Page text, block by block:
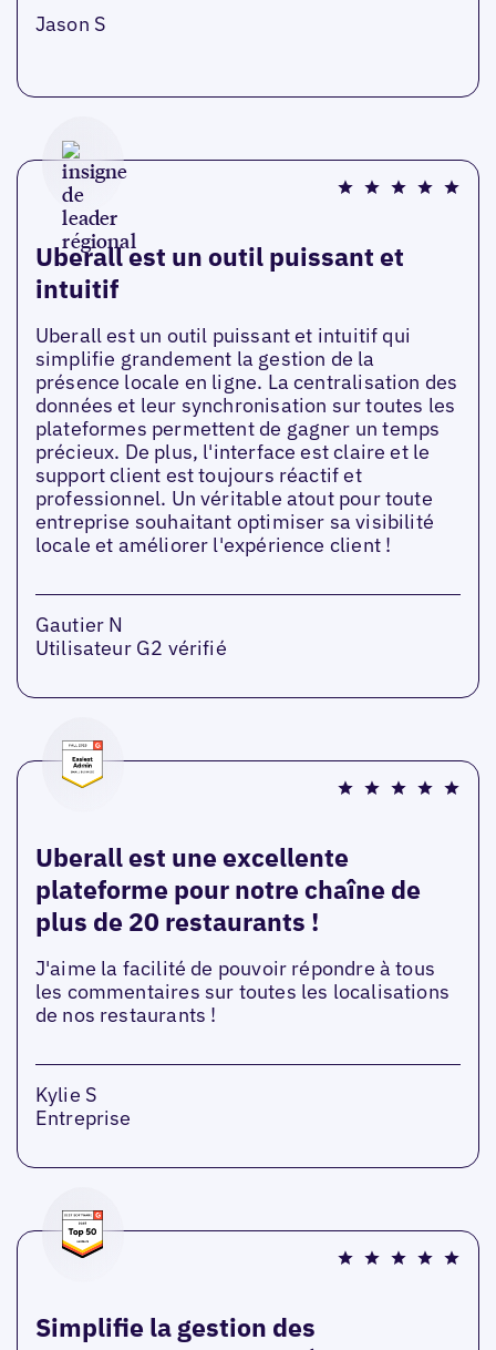
Jason S
Uberall est un outil puissant et
intuitif
Uberall est un outil puissant et intuitif qui
simplifie grandement la gestion de la
présence locale en ligne. La centralisation des
données et leur synchronisation sur toutes les
plateformes permettent de gagner un temps
précieux. De plus, l'interface est claire et le
support client est toujours réactif et
professionnel. Un véritable atout pour toute
entreprise souhaitant optimiser sa visibilité
locale et améliorer l'expérience client !
Gautier N
Utilisateur G2 vérifié
Uberall est une excellente
plateforme pour notre chaîne de
plus de 20 restaurants !
J'aime la facilité de pouvoir répondre à tous
les commentaires sur toutes les localisations
de nos restaurants !
Kylie S
Entreprise
Simplifie la gestion des